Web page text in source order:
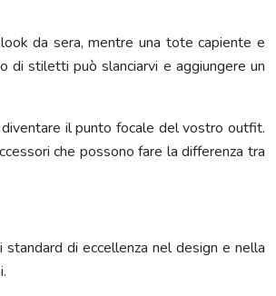
da sera, mentre una tote capiente e
di stiletti può slanciarvi e aggiungere un
il punto focale del vostro outfit.
che possono fare la differenza tra
di eccellenza nel design e nella